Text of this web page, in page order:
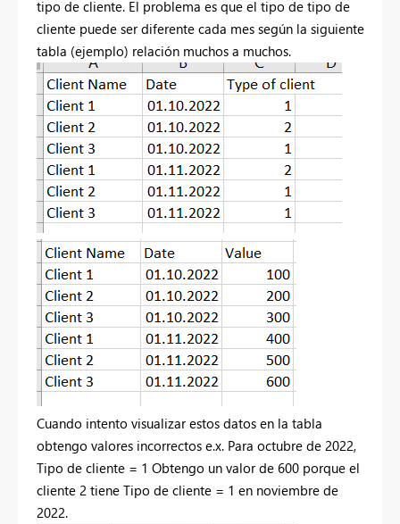
tipo de cliente. El problema es que el tipo de tipo de
cliente puede ser diferente cada mes según la siguiente
tabla (ejemplo) relación muchos a muchos.
Cuando intento visualizar estos datos en la tabla
obtengo valores incorrectos e.x. Para octubre de 2022,
Tipo de cliente = 1 Obtengo un valor de 600 porque el
cliente 2 tiene Tipo de cliente = 1 en noviembre de
2022.